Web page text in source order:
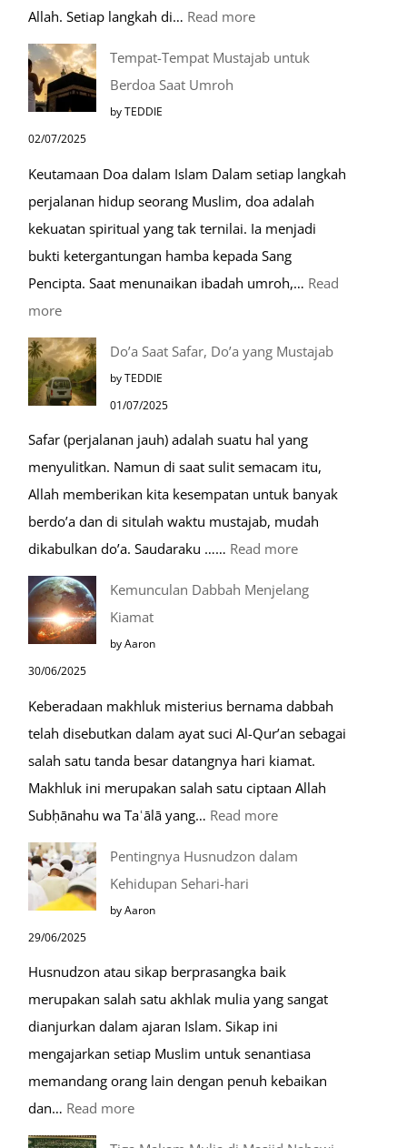
Allah. Setiap langkah di… Read more:
Paket
Umroh
Dengan
Kereta
Cepat
Tempat-Tempat Mustajab untuk
Berdoa Saat Umroh
by TEDDIE
02/07/2025
Keutamaan Doa dalam Islam Dalam setiap langkah
perjalanan hidup seorang Muslim, doa adalah
kekuatan spiritual yang tak ternilai. Ia menjadi
bukti ketergantungan hamba kepada Sang
Pencipta. Saat menunaikan ibadah umroh,… Read
more:
Tempat-
Tempat
Mustajab
Berdoa
Saat
Umroh
Do’a Saat Safar, Do’a yang Mustajab
by TEDDIE
01/07/2025
Safar (perjalanan jauh) adalah suatu hal yang
menyulitkan. Namun di saat sulit semacam itu,
Allah memberikan kita kesempatan untuk banyak
berdo’a dan di situlah waktu mustajab, mudah
dikabulkan do’a. Saudaraku …… Read more:
Saat
Mustajab
Kemunculan Dabbah Menjelang
Kiamat
by Aaron
30/06/2025
Keberadaan makhluk misterius bernama dabbah
telah disebutkan dalam ayat suci Al-Qur’an sebagai
salah satu tanda besar datangnya hari kiamat.
Makhluk ini merupakan salah satu ciptaan Allah
Subḥānahu wa Taʿālā yang… Read more:
Pentingnya Husnudzon dalam
Kehidupan Sehari-hari
by Aaron
29/06/2025
Husnudzon atau sikap berprasangka baik
merupakan salah satu akhlak mulia yang sangat
dianjurkan dalam ajaran Islam. Sikap ini
mengajarkan setiap Muslim untuk senantiasa
memandang orang lain dengan penuh kebaikan
dan… Read more: